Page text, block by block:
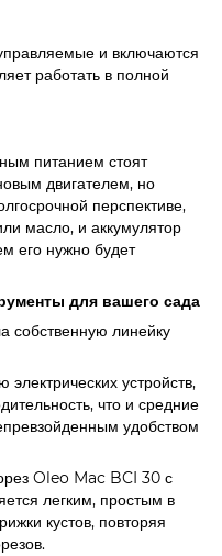
и включаются
работать в полной
питанием стоят
двигателем, но
перспективе,
масло, и аккумулятор
его нужно будет
для вашего сада
собственную линейку
устройств,
что и средние
удобством
Oleo Mac BCI 30 с
легким, простым в
кустов, повторяя